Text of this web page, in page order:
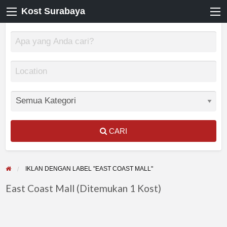
Kost Surabaya
CARI
IKLAN DENGAN LABEL "EAST COAST MALL"
East Coast Mall (Ditemukan 1 Kost)